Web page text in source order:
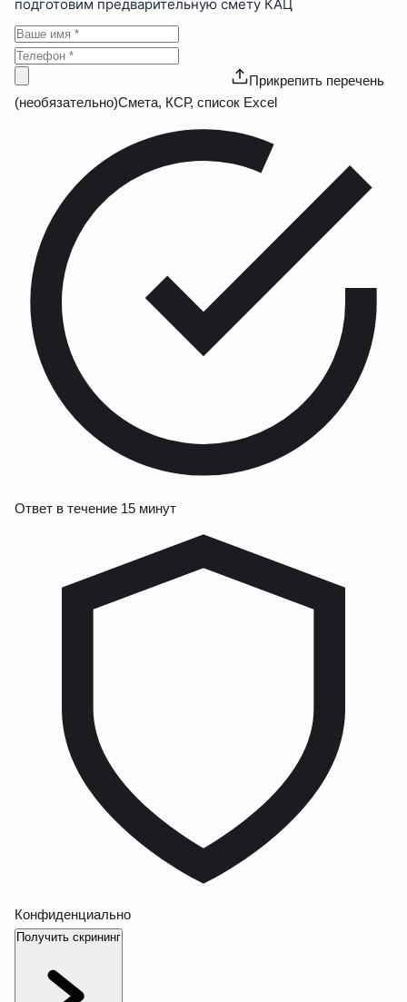
подготовим предварительную смету КАЦ
Прикрепить перечень
(необязательно)Смета, КСР, список Excel
Ответ в течение 15 минут
Конфиденциально
Получить скрининг